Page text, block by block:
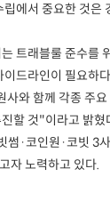
에서 중요한 것
트래블룰 준수를
드라인이 필요하
사와 함께 각종 주
할 것"이라고 밝혔
썸·코인원·코빗 3
자 노력하고 있다.